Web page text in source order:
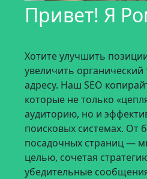
Привет! Я
Хотите улучшить
увеличить
адресу. Наш SEO
которые не только
аудиторию, но и
поисковых системах. От
посадочных страниц —
целью, сочетая
убедительные